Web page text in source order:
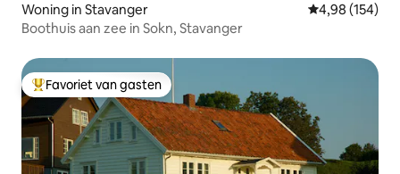
Woning in Stavanger Gemiddelde
4,98 (154)
Boothuis aan zee in Sokn, Stavanger
Topfavoriet van gasten
Favoriet van gasten